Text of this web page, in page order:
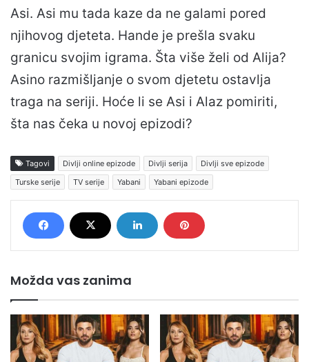
Asi. Asi mu tada kaze da ne galami pored
njihovog djeteta. Hande je prešla svaku
granicu svojim igrama. Šta više želi od Alija?
Asino razmišljanje o svom djetetu ostavlja
traga na seriji. Hoće li se Asi i Alaz pomiriti,
šta nas čeka u novoj epizodi?
Tagovi Divlji online epizode Divlji serija
Divlji sve epizode
Turske serije
TV serije Yabani Yabani epizode
Možda vas zanima